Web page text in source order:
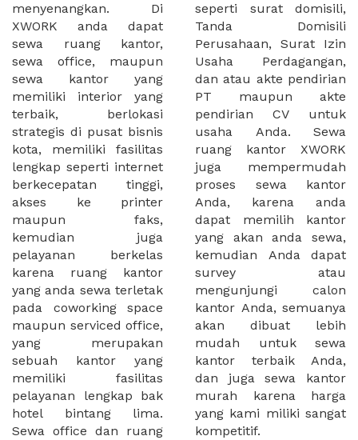
menyenangkan. Di
XWORK anda dapat
sewa ruang kantor,
sewa office, maupun
sewa kantor yang
memiliki interior yang
terbaik, berlokasi
strategis di pusat bisnis
kota, memiliki fasilitas
lengkap seperti internet
berkecepatan tinggi,
akses ke printer
maupun faks,
kemudian juga
pelayanan berkelas
karena ruang kantor
yang anda sewa terletak
pada coworking space
maupun serviced office,
yang merupakan
sebuah kantor yang
memiliki fasilitas
pelayanan lengkap bak
hotel bintang lima.
Sewa office dan ruang
seperti surat domisili,
Tanda Domisili
Perusahaan, Surat Izin
Usaha Perdagangan,
dan atau akte pendirian
PT maupun akte
pendirian CV untuk
usaha Anda. Sewa
ruang kantor XWORK
juga mempermudah
proses sewa kantor
Anda, karena anda
dapat memilih kantor
yang akan anda sewa,
kemudian Anda dapat
survey atau
mengunjungi calon
kantor Anda, semuanya
akan dibuat lebih
mudah untuk sewa
kantor terbaik Anda,
dan juga sewa kantor
murah karena harga
yang kami miliki sangat
kompetitif.